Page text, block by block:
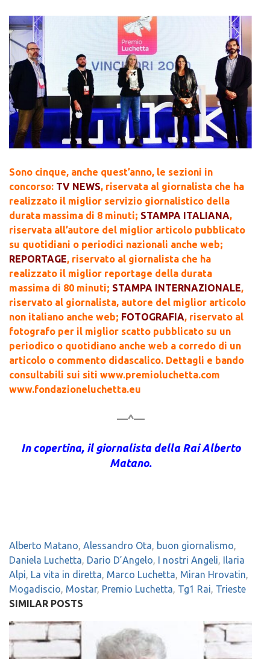
Sono cinque, anche quest’anno, le sezioni in
concorso: TV NEWS, riservata al giornalista che ha
realizzato il miglior servizio giornalistico della
durata massima di 8 minuti; STAMPA ITALIANA,
riservata all’autore del miglior articolo pubblicato
su quotidiani o periodici nazionali anche web;
REPORTAGE, riservato al giornalista che ha
realizzato il miglior reportage della durata
massima di 80 minuti; STAMPA INTERNAZIONALE,
riservato al giornalista, autore del miglior articolo
non italiano anche web; FOTOGRAFIA, riservato al
fotografo per il miglior scatto pubblicato su un
periodico o quotidiano anche web a corredo di un
articolo o commento didascalico. Dettagli e bando
consultabili sui siti www.premioluchetta.com
www.fondazioneluchetta.eu
—^—
In copertina, il giornalista della Rai Alberto
Matano.
Alberto Matano, Alessandro Ota, buon giornalismo,
Daniela Luchetta, Dario D’Angelo, I nostri Angeli, Ilaria
Alpi, La vita in diretta, Marco Luchetta, Miran Hrovatin,
Mogadiscio, Mostar, Premio Luchetta, Tg1 Rai, Trieste
SIMILAR POSTS